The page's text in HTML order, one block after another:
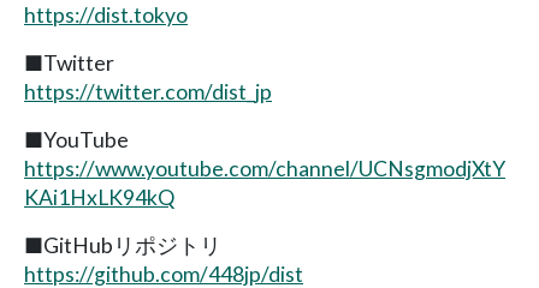
https://dist.tokyo
■Twitter
https://twitter.com/dist_jp
■YouTube
https://www.youtube.com/channel/UCNsgmodjXtY
KAi1HxLK94kQ
■GitHubリポジトリ
https://github.com/448jp/dist